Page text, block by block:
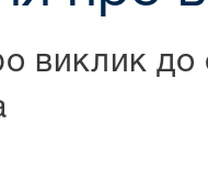
виклик